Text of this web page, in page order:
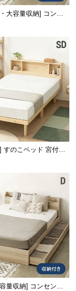
た。冷気や
上げまし
き。ワンルー
大容量収納] コンセ
ベッド 超極厚マット
すのこベッド 宮付き
量収納] コンセント